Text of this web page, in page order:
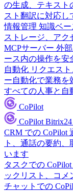
の生成、テキスト
スト翻訳に対応し
情報管理 知識ベ
ストレージ、アク
MCPサーバー 外
ース内の操作を安
自動化 リクエス
ー自動化で業務を
すべての人事と自
CoPilot
CoPilot
CRM での CoPilot
ト、通話の要約
います
タスクでの CoPilot
ックリスト、コメ
チャットでの